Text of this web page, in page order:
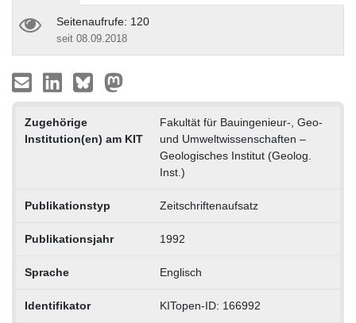
Seitenaufrufe: 120
seit 08.09.2018
Zugehörige
Institution(en) am KIT
Fakultät für Bauingenieur-, Geo-
und Umweltwissenschaften –
Geologisches Institut (Geolog.
Inst.)
Publikationstyp Zeitschriftenaufsatz
Publikationsjahr 1992
Sprache Englisch
Identifikator KITopen-ID: 166992